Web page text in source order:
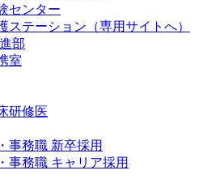
センター
ステーション（専用サイトへ）
部
室
研修医
事務職 新卒採用
事務職 キャリア採用